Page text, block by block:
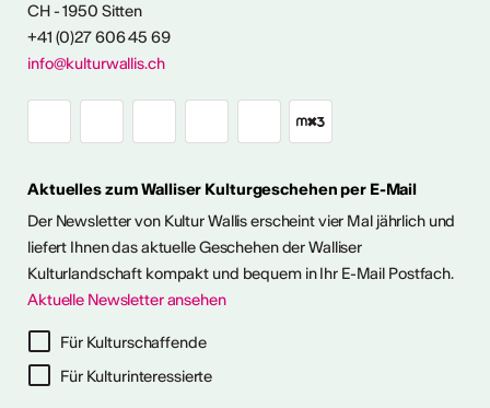
abonnieren
CH - 1950 Sitten
+41 (0)27 606 45 69
info@kulturwallis.ch
Aktuelles zum Walliser Kulturgeschehen per E-Mail
Der Newsletter von Kultur Wallis erscheint vier Mal jährlich und
liefert Ihnen das aktuelle Geschehen der Walliser
Kulturlandschaft kompakt und bequem in Ihr E-Mail Postfach.
Aktuelle Newsletter ansehen
Für Kulturschaffende
Für Kulturinteressierte